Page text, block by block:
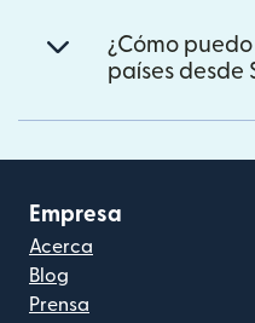
¿Cómo
países desde
Empresa
Acerca
Blog
Prensa